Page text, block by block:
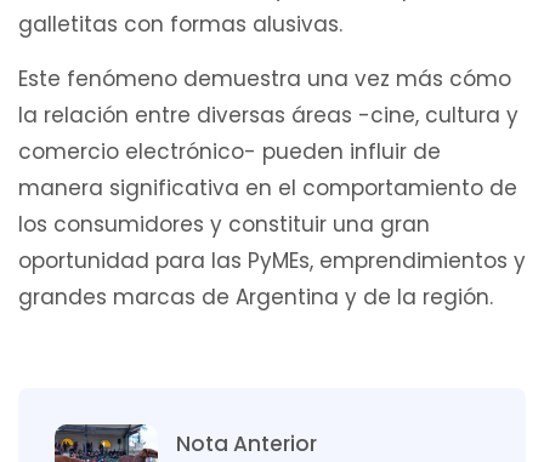
galletitas con formas alusivas.
Este fenómeno demuestra una vez más cómo
la relación entre diversas áreas -cine, cultura y
comercio electrónico- pueden influir de
manera significativa en el comportamiento de
los consumidores y constituir una gran
oportunidad para las PyMEs, emprendimientos y
grandes marcas de Argentina y de la región.
Nota Anterior